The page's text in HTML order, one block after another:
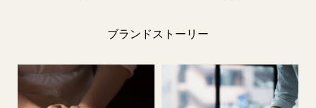
ブランドストーリー